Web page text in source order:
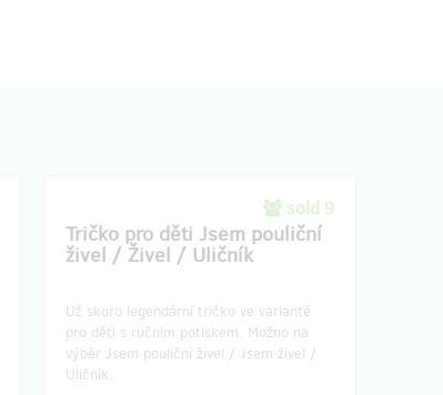
sold 9
Tričko pro děti Jsem pouliční
živel / Živel / Uličník
Už skoro legendární tričko ve variantě
pro děti s ručním potiskem. Možno na
výběr Jsem pouliční živel / Jsem živel /
Uličník.